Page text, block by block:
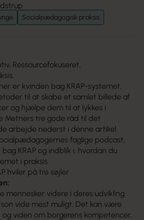
Socialpædagogisk praksis
Ressourcefokuseret,
er kvinden bag KRAP-systemet,
til at skabe et samlet billede af
og hjælpe dem til at lykkes i
Metners tre gode råd til det
arbejde nederst i denne artikel.
faglige podcast,
KRAP og indblik i, hvordan du
i praksis
hviler på tre søjler
mennesker videre i deres udvikling
vide mest muligt. Det kan være
viden om borgerens kompetencer,